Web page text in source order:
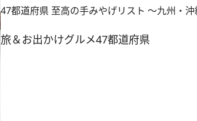
47都道府県 至高の手みやげリスト ～九州・
旅＆お出かけグルメ47都道府県